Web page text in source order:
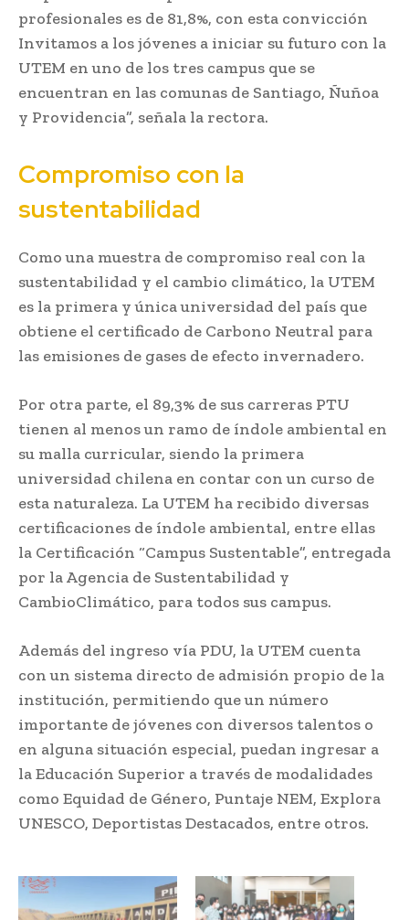
profesionales es de 81,8%, con esta convicción
Invitamos a los jóvenes a iniciar su futuro con la
UTEM en uno de los tres campus que se
encuentran en las comunas de Santiago, Ñuñoa
y Providencia”, señala la rectora.
Compromiso con la
sustentabilidad
Como una muestra de compromiso real con la
sustentabilidad y el cambio climático, la UTEM
es la primera y única universidad del país que
obtiene el certificado de Carbono Neutral para
las emisiones de gases de efecto invernadero.
Por otra parte, el 89,3% de sus carreras PTU
tienen al menos un ramo de índole ambiental en
su malla curricular, siendo la primera
universidad chilena en contar con un curso de
esta naturaleza. La UTEM ha recibido diversas
certificaciones de índole ambiental, entre ellas
la Certificación “Campus Sustentable”, entregada
por la Agencia de Sustentabilidad y
CambioClimático, para todos sus campus.
Además del ingreso vía PDU, la UTEM cuenta
con un sistema directo de admisión propio de la
institución, permitiendo que un número
importante de jóvenes con diversos talentos o
en alguna situación especial, puedan ingresar a
la Educación Superior a través de modalidades
como Equidad de Género, Puntaje NEM, Explora
UNESCO, Deportistas Destacados, entre otros.